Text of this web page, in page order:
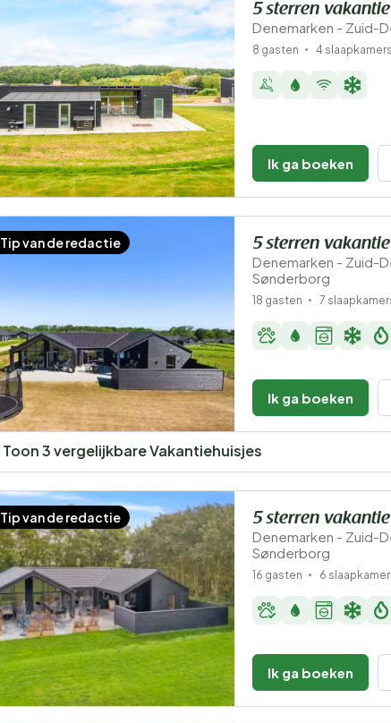
5 sterren
Denemarken - Zuid-
8 gasten 4 slaapkamers
Ik ga boeken
Tip van de redactie 5 sterren
Denemarken - Zuid-
Sønderborg
18 gasten 7
Ik ga boeken
Toon 3 vergelijkbare Vakantiehuisjes
Tip van de redactie 5 sterren
Denemarken - Zuid-
Sønderborg
16 gasten 6
Ik ga boeken